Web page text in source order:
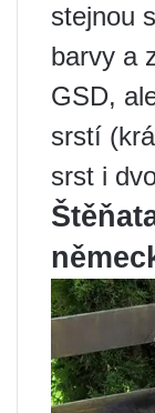
stejnou
barvy a
GSD,
srstí
srst i